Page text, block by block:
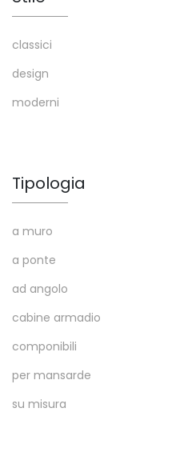
classici
design
moderni
Tipologia
a muro
a ponte
ad angolo
cabine armadio
componibili
per mansarde
su misura